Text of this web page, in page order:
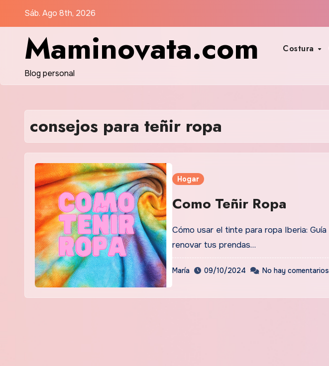
Sáb. Ago 8th, 2026
Maminovata.com
Blog personal
Costura
consejos para teñir ropa
Hogar
Como Teñir Ropa
Cómo usar el tinte para ropa Iberia: Guía paso a paso ¿Quieres
renovar tus prendas…
María 09/10/2024 No hay comentarios